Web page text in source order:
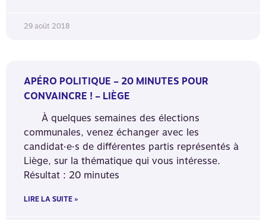
29 août 2018
APÉRO POLITIQUE – 20 MINUTES POUR
CONVAINCRE ! – LIÈGE
À quelques semaines des élections
communales, venez échanger avec les
candidat·e·s de différentes partis représentés à
Liège, sur la thématique qui vous intéresse.
Résultat : 20 minutes
LIRE LA SUITE »